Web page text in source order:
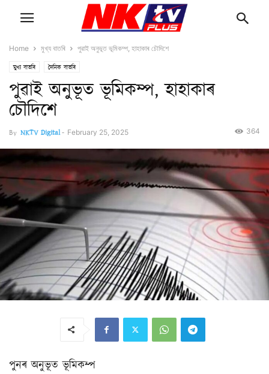
Home মুখ্য বাতৰি পুৱাই অনুভূত ভূমিকম্প, হাহাকাৰ চৌদিশে
মুখ্য বাতৰি দৈনিক বাতৰি
পুৱাই অনুভূত ভূমিকম্প, হাহাকাৰ
চৌদিশে
By NKTV Digital- February 25, 2025 364
পুনৰ অনুভূত ভূমিকম্প